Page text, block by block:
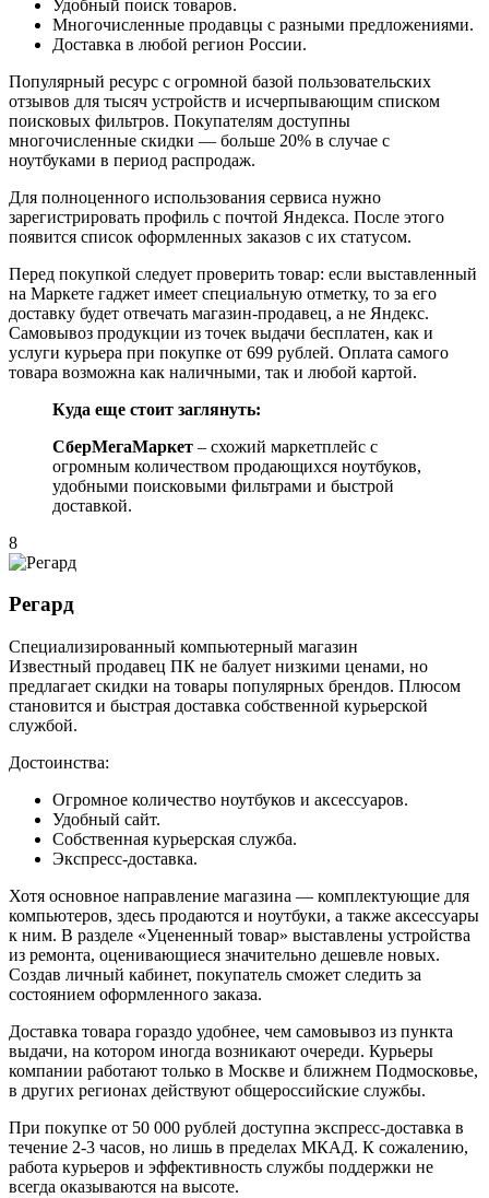
Удобный поиск товаров.
Многочисленные продавцы с разными предложениями.
Доставка в любой регион России.
Популярный ресурс с огромной базой пользовательских
отзывов для тысяч устройств и исчерпывающим списком
поисковых фильтров. Покупателям доступны
многочисленные скидки — больше 20% в случае с
ноутбуками в период распродаж.
Для полноценного использования сервиса нужно
зарегистрировать профиль с почтой Яндекса. После этого
появится список оформленных заказов с их статусом.
Перед покупкой следует проверить товар: если выставленный
на Маркете гаджет имеет специальную отметку, то за его
доставку будет отвечать магазин-продавец, а не Яндекс.
Самовывоз продукции из точек выдачи бесплатен, как и
услуги курьера при покупке от 699 рублей. Оплата самого
товара возможна как наличными, так и любой картой.
Куда еще стоит заглянуть:
СберМегаМаркет – схожий маркетплейс с
огромным количеством продающихся ноутбуков,
удобными поисковыми фильтрами и быстрой
доставкой.
8
Регард
Специализированный компьютерный магазин
Известный продавец ПК не балует низкими ценами, но
предлагает скидки на товары популярных брендов. Плюсом
становится и быстрая доставка собственной курьерской
службой.
Достоинства:
Огромное количество ноутбуков и аксессуаров.
Удобный сайт.
Собственная курьерская служба.
Экспресс-доставка.
Хотя основное направление магазина — комплектующие для
компьютеров, здесь продаются и ноутбуки, а также аксессуары
к ним. В разделе «Уцененный товар» выставлены устройства
из ремонта, оценивающиеся значительно дешевле новых.
Создав личный кабинет, покупатель сможет следить за
состоянием оформленного заказа.
Доставка товара гораздо удобнее, чем самовывоз из пункта
выдачи, на котором иногда возникают очереди. Курьеры
компании работают только в Москве и ближнем Подмосковье,
в других регионах действуют общероссийские службы.
При покупке от 50 000 рублей доступна экспресс-доставка в
течение 2-3 часов, но лишь в пределах МКАД. К сожалению,
работа курьеров и эффективность службы поддержки не
всегда оказываются на высоте.